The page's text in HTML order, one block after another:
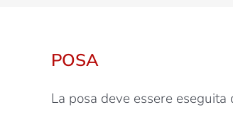
POSA
La posa deve essere